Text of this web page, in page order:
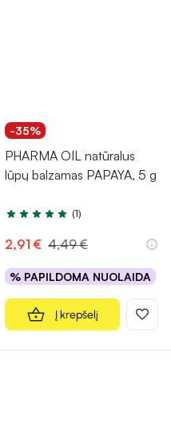
-35%
PHARMA OIL natūralus
lūpų balzamas PAPAYA, 5 g
Įvertinimas 5.0 iš 5
(1)
2,91 € 4,49 €
% PAPILDOMA NUOLAIDA
Į krepšelį